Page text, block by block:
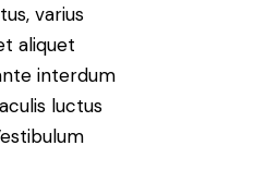
varius
aliquet
interdum
luctus